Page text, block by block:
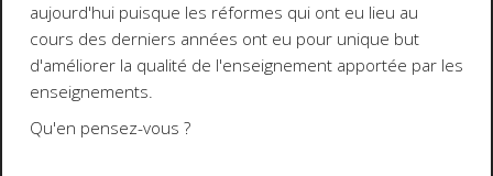
aujourd'hui puisque les réformes qui ont eu lieu au
cours des derniers années ont eu pour unique but
d'améliorer la qualité de l'enseignement apportée par les
enseignements.
Qu'en pensez-vous ?